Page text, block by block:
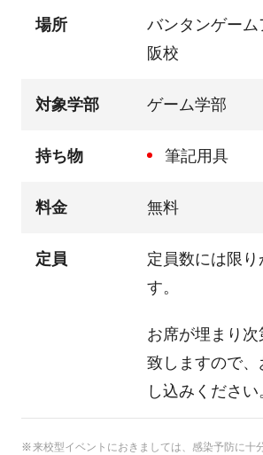
場所
バンタンゲー
阪校
対象学部 ゲーム学部
持ち物 筆記用具
料金 無料
定員
定員数には限り
す。
お席が埋まり
致しますので、
し込みください
来校型イベントにおきましては、感染予防に十